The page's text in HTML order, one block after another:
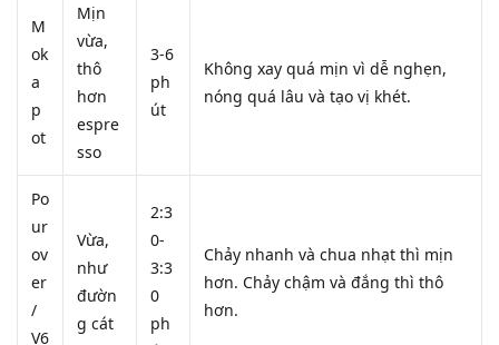
M
ok
a
p
ot
Mịn
vừa,
thô
hơn
espre
sso
3-6
ph
út
Không xay quá mịn vì dễ nghẹn,
nóng quá lâu và tạo vị khét.
Po
ur
ov
er
/
V6
Vừa,
như
đườn
g cát
2:3
0-
3:3
0
ph
Chảy nhanh và chua nhạt thì mịn
hơn. Chảy chậm và đắng thì thô
hơn.